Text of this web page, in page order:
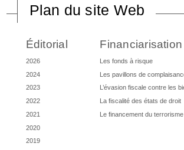
Plan du site Web
Éditorial
2026
2024
2023
2022
2021
2020
2019
Financiarisation
Les fonds à risque
Les pavillons de
L’évasion fiscale contre les
La fiscalité des états de droit
Le financement du terrorisme